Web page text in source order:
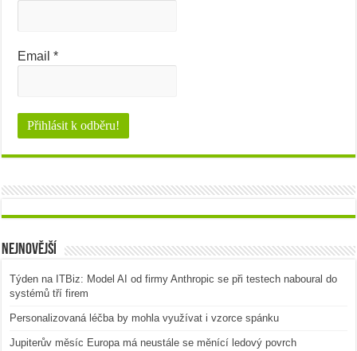
Email*
Nejnovější
Týden na ITBiz: Model AI od firmy Anthropic se při testech naboural do
systémů tří firem
Personalizovaná léčba by mohla využívat i vzorce spánku
Jupiterův měsíc Europa má neustále se měnící ledový povrch